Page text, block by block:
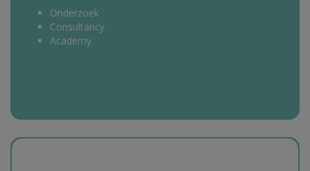
Onderzoek
Consultancy
Academy